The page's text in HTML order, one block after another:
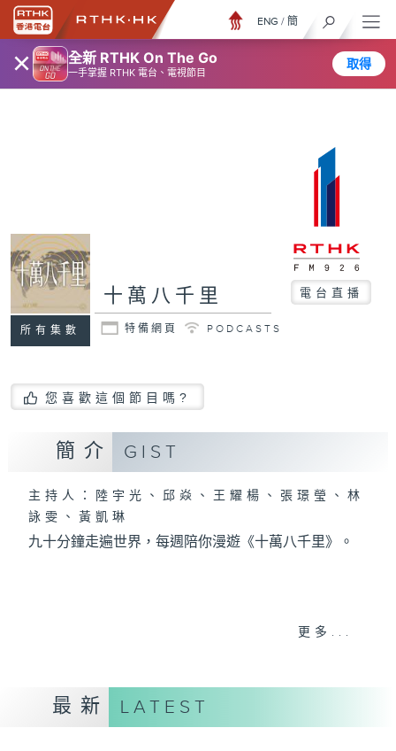
× 全新 RTHK On The Go
一手掌握 RTHK 電台、電視節目
取得
ENG / 簡
所有集數
十萬八千里 電台直播
特備網頁 PODCASTS
您喜歡這個節目嗎?
簡介 GIST
主持人：陸宇光、邱焱、王耀楊、張璟瑩、林
詠雯、黃凱琳
九十分鐘走遍世界，每週陪你漫遊《十萬八千里》。
更多...
最新 LATEST